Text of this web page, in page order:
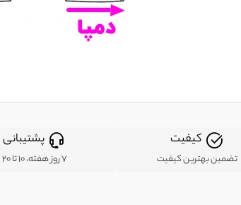
کیفیت
تضمین بهترین کیفیت
پشتیبانی
7 روز هفته، 10 تا 20